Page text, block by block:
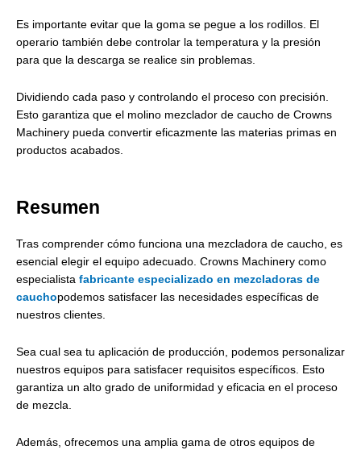
Es importante evitar que la goma se pegue a los rodillos. El
operario también debe controlar la temperatura y la presión
para que la descarga se realice sin problemas.
Dividiendo cada paso y controlando el proceso con precisión.
Esto garantiza que el molino mezclador de caucho de Crowns
Machinery pueda convertir eficazmente las materias primas en
productos acabados.
Resumen
Tras comprender cómo funciona una mezcladora de caucho, es
esencial elegir el equipo adecuado. Crowns Machinery como
especialista fabricante especializado en mezcladoras de
cauchopodemos satisfacer las necesidades específicas de
nuestros clientes.
Sea cual sea tu aplicación de producción, podemos personalizar
nuestros equipos para satisfacer requisitos específicos. Esto
garantiza un alto grado de uniformidad y eficacia en el proceso
de mezcla.
Además, ofrecemos una amplia gama de otros equipos de